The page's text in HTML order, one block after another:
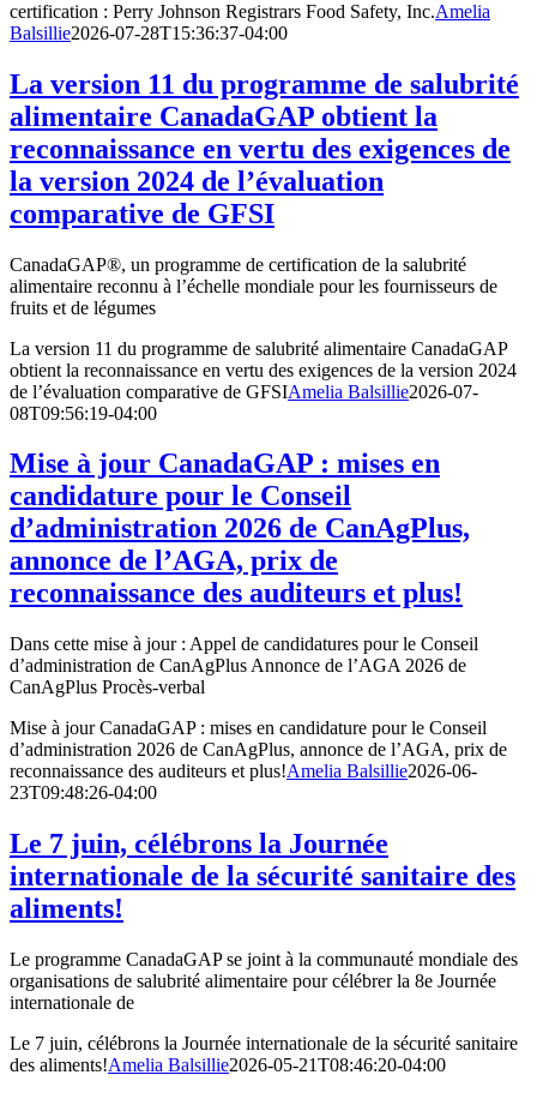
certification : Perry Johnson Registrars Food Safety, Inc.Amelia
Balsillie2026-07-28T15:36:37-04:00
La version 11 du programme de salubrité
alimentaire CanadaGAP obtient la
reconnaissance en vertu des exigences de
la version 2024 de l’évaluation
comparative de GFSI
CanadaGAP®, un programme de certification de la salubrité
alimentaire reconnu à l’échelle mondiale pour les fournisseurs de
fruits et de légumes
La version 11 du programme de salubrité alimentaire CanadaGAP
obtient la reconnaissance en vertu des exigences de la version 2024
de l’évaluation comparative de GFSIAmelia Balsillie2026-07-
08T09:56:19-04:00
Mise à jour CanadaGAP : mises en
candidature pour le Conseil
d’administration 2026 de CanAgPlus,
annonce de l’AGA, prix de
reconnaissance des auditeurs et plus!
Dans cette mise à jour : Appel de candidatures pour le Conseil
d’administration de CanAgPlus Annonce de l’AGA 2026 de
CanAgPlus Procès-verbal
Mise à jour CanadaGAP : mises en candidature pour le Conseil
d’administration 2026 de CanAgPlus, annonce de l’AGA, prix de
reconnaissance des auditeurs et plus!Amelia Balsillie2026-06-
23T09:48:26-04:00
Le 7 juin, célébrons la Journée
internationale de la sécurité sanitaire des
aliments!
Le programme CanadaGAP se joint à la communauté mondiale des
organisations de salubrité alimentaire pour célébrer la 8e Journée
internationale de
Le 7 juin, célébrons la Journée internationale de la sécurité sanitaire
des aliments!Amelia Balsillie2026-05-21T08:46:20-04:00